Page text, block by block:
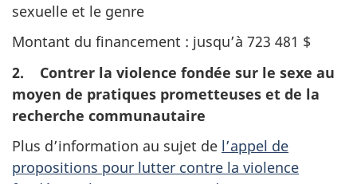
sexuelle et le genre
Montant du financement : jusqu’à 723 481 $
2. Contrer la violence fondée sur le sexe au
moyen de pratiques prometteuses et de la
recherche communautaire
Plus d’information au sujet de l’appel de
propositions pour lutter contre la violence